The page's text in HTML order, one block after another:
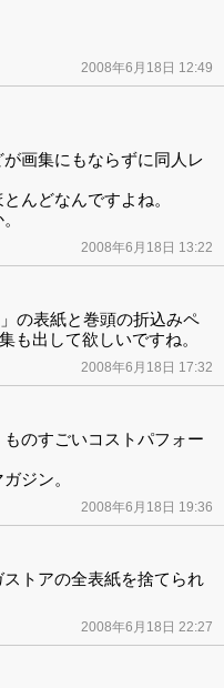
2008年6月18日 12:49
画集にもならずに同人レ
んどなんですよね。
2008年6月18日 13:22
の表紙と巻頭の折込みペ
も出して欲しいですね。
2008年6月18日 17:32
のすごいコストパフォー
ジン。
2008年6月18日 19:36
トアの全表紙を捨てられ
2008年6月18日 22:27